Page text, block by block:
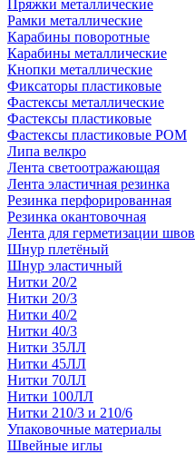
Пряжки металлические
Рамки металлические
Карабины поворотные
Карабины металлические
Кнопки металлические
Фиксаторы пластиковые
Фастексы металлические
Фастексы пластиковые
Фастексы пластиковые POM
Липа велкро
Лента светоотражающая
Лента эластичная резинка
Резинка перфорированная
Резинка окантовочная
Лента для герметизации швов
Шнур плетёный
Шнур эластичный
Нитки 20/2
Нитки 20/3
Нитки 40/2
Нитки 40/3
Нитки 35ЛЛ
Нитки 45ЛЛ
Нитки 70ЛЛ
Нитки 100ЛЛ
Нитки 210/3 и 210/6
Упаковочные материалы
Швейные иглы